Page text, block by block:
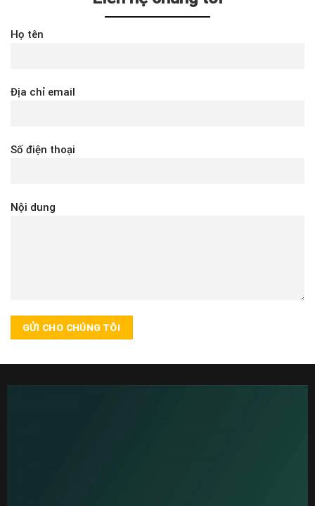
Họ tên
Địa chỉ email
Số điện thoại
Nội dung